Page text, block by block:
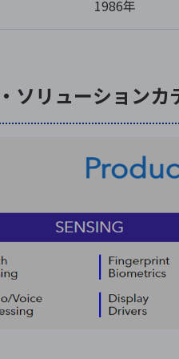
1986年
・ソリューション